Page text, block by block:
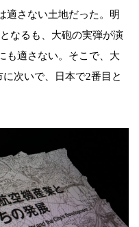
適さない土地だった。明
なるも、大砲の実弾が演
も適さない。そこで、大
次いで、日本で2番目と